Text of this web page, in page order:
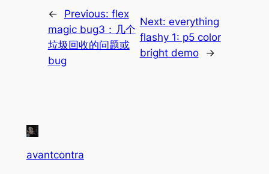
← Previous: flex
magic bug3：几个
垃圾回收的问题或
bug
Next: everything
flashy 1: p5 color
bright demo
→
avantcontra